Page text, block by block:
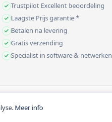
Meer info
Trustpilot Excellent beoordeling
Laagste Prijs garantie *
Betalen na levering
Gratis verzending
Specialist in software & netwerken
anders vermeld.